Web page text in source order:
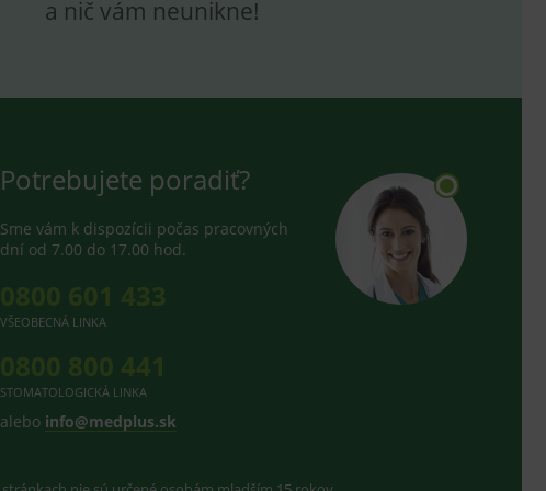
a nič vám neunikne!
Potrebujete poradiť?
Sme vám k dispozícii počas pracovných
dní od 7.00 do 17.00 hod.
VŠEOBECNÁ LINKA
STOMATOLOGICKÁ LINKA
alebo info@medplus.sk